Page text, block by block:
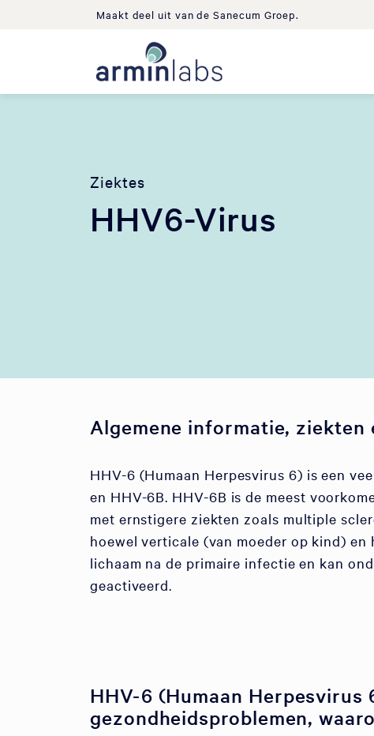
Maakt deel uit van de Sanecum Groep.
Ziektes
HHV6-Virus
Algemene informatie, ziekten
HHV-6 (Humaan Herpesvirus 6) is een
en HHV-6B. HHV-6B is de meest
met ernstigere ziekten zoals multiple
hoewel verticale (van moeder op kind)
lichaam na de primaire infectie en kan
geactiveerd.
HHV-6 (Humaan
gezondheidsproblemen,